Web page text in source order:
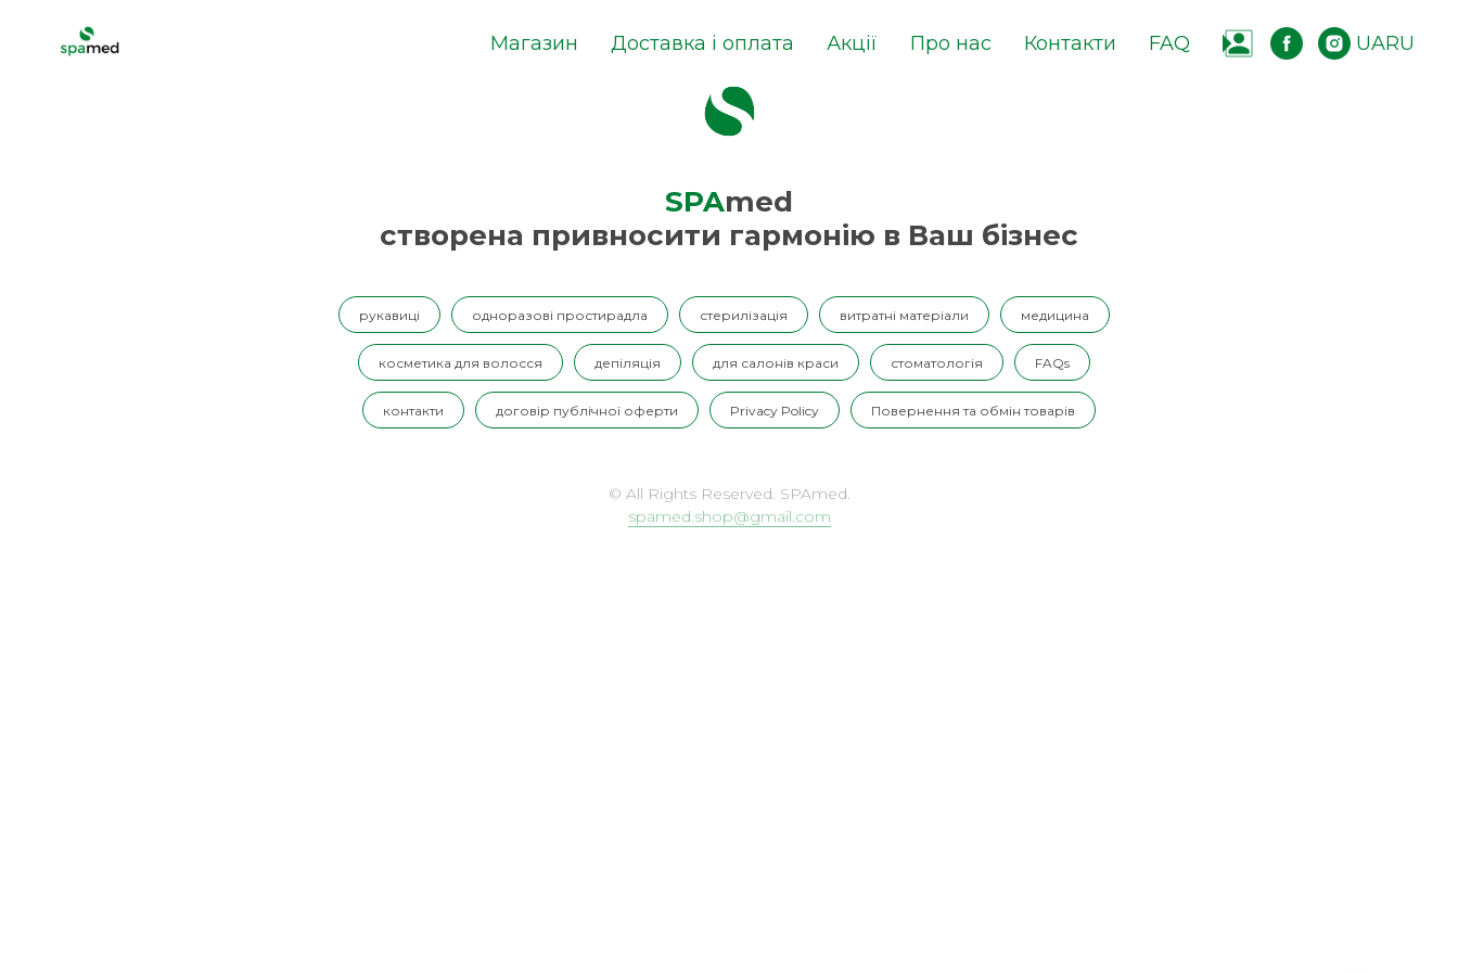
Магазин Доставка і оплата Акції Про нас Контакти FAQ UARU
SPAmed
створена привносити гармонію в Ваш бізнес
рукавиці одноразові простирадла стерилізація витратні матеріали медицина
косметика для волосся депіляція для салонів краси стоматологія FAQs
контакти договір публічної оферти Privacy Policy Повернення та обмін товарів
© All Rights Reserved. SPAmed.
spamed.shop@gmail.com